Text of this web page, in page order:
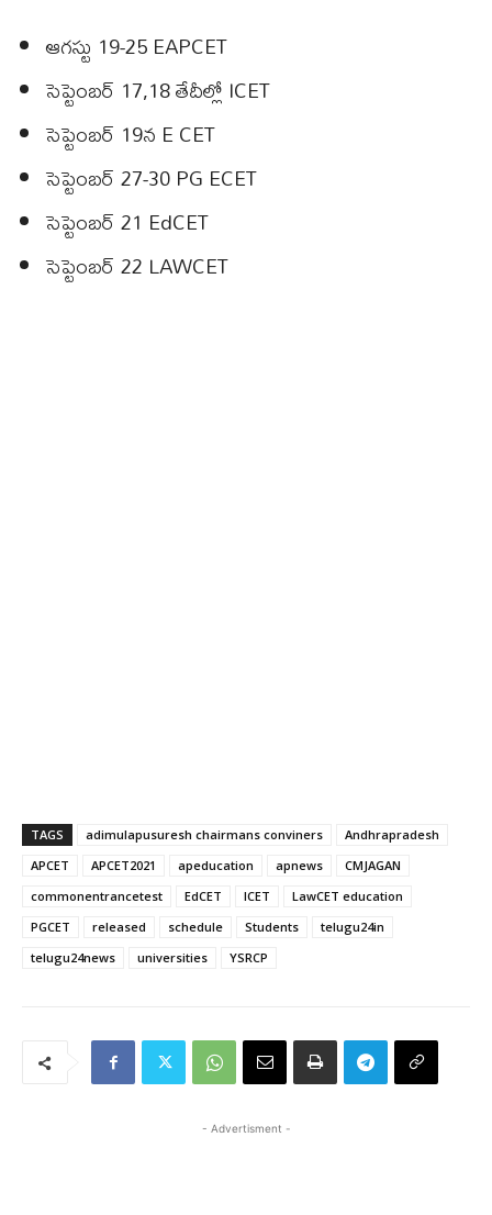
ఆగస్టు 19-25 EAPCET
సెప్టెంబర్ 17,18 తేదీల్లో ICET
సెప్టెంబర్ 19న E CET
సెప్టెంబర్ 27-30 PG ECET
సెప్టెంబర్ 21 EdCET
సెప్టెంబర్ 22 LAWCET
TAGS adimulapusuresh chairmans conviners
Andhrapradesh
APCET
APCET2021 apeducation apnews
CMJAGAN
commonentrancetest
EdCET ICET
LawCET education
PGCET
released schedule Students
telugu24in
telugu24news
universities YSRCP
- Advertisment -